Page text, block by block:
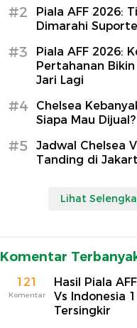
#2
Piala AFF 2026:
Dimarahi
#3
Piala AFF 2026:
Pertahanan
Jari Lagi
#4
Chelsea
Siapa Mau Dijual?
#5
Jadwal Chelsea
Tanding di
Lihat
Komentar
121
Komentar
Hasil Piala
Vs Indonesia
Tersingkir